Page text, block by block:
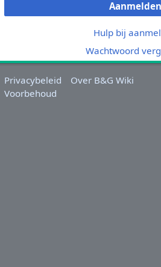
Aanmelden
Hulp bij
Wachtwoord
Privacybeleid
Over B&G Wiki
Voorbehoud